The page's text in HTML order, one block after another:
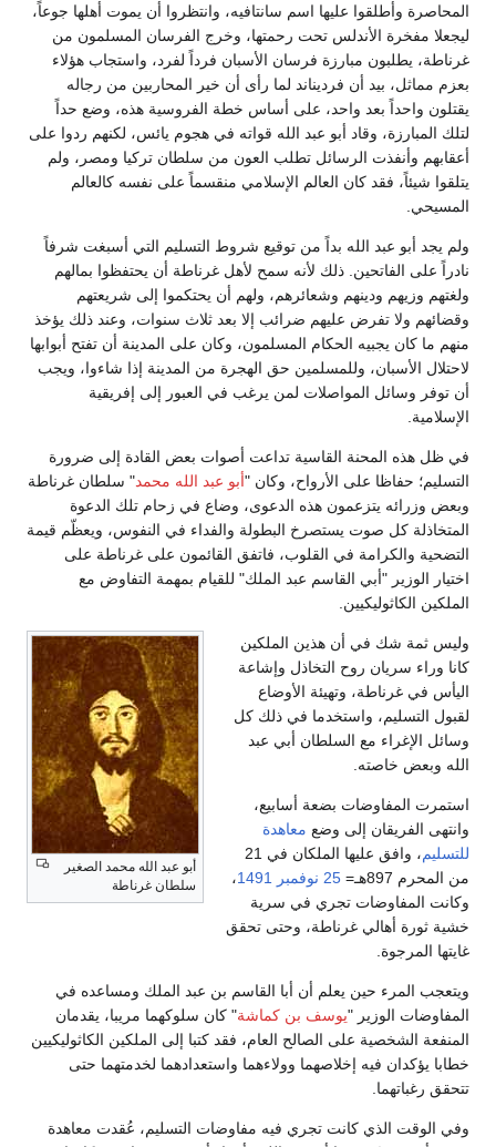
المحاصرة وأطلقوا عليها اسم سانتافيه، وانتظروا أن يموت أهلها جوعاً،
ليجعلا مفخرة الأندلس تحت رحمتها، وخرج الفرسان المسلمون من
غرناطة، يطلبون مبارزة فرسان الأسبان فرداً لفرد، واستجاب هؤلاء
بعزم مماثل، بيد أن فرديناند لما رأى أن خير المحاربين من رجاله
يقتلون واحداً بعد واحد، على أساس خطة الفروسية هذه، وضع حداً
لتلك المبارزة، وقاد أبو عبد الله قواته في هجوم يائس، لكنهم ردوا على
أعقابهم وأنفذت الرسائل تطلب العون من سلطان تركيا ومصر، ولم
يتلقوا شيئاً، فقد كان العالم الإسلامي منقسماً على نفسه كالعالم
المسيحي.
ولم يجد أبو عبد الله بداً من توقيع شروط التسليم التي أسبغت شرفاً
نادراً على الفاتحين. ذلك لأنه سمح لأهل غرناطة أن يحتفظوا بمالهم
ولغتهم وزيهم ودينهم وشعائرهم، ولهم أن يحتكموا إلى شريعتهم
وقضائهم ولا تفرض عليهم ضرائب إلا بعد ثلاث سنوات، وعند ذلك يؤخذ
منهم ما كان يجبيه الحكام المسلمون، وكان على المدينة أن تفتح أبوابها
لاحتلال الأسبان، وللمسلمين حق الهجرة من المدينة إذا شاءوا، ويجب
أن توفر وسائل المواصلات لمن يرغب في العبور إلى إفريقية
الإسلامية.
في ظل هذه المحنة القاسية تداعت أصوات بعض القادة إلى ضرورة
التسليم؛ حفاظا على الأرواح، وكان "أبو عبد الله محمد" سلطان غرناطة
وبعض وزرائه يتزعمون هذه الدعوى، وضاع في زحام تلك الدعوة
المتخاذلة كل صوت يستصرخ البطولة والفداء في النفوس، ويعظّم قيمة
التضحية والكرامة في القلوب، فاتفق القائمون على غرناطة على
اختيار الوزير "أبي القاسم عبد الملك" للقيام بمهمة التفاوض مع
الملكين الكاثوليكيين.
أبو عبد الله محمد الصغير
سلطان غرناطة
وليس ثمة شك في أن هذين الملكين
كانا وراء سريان روح التخاذل وإشاعة
اليأس في غرناطة، وتهيئة الأوضاع
لقبول التسليم، واستخدما في ذلك كل
وسائل الإغراء مع السلطان أبي عبد
الله وبعض خاصته.
استمرت المفاوضات بضعة أسابيع،
وانتهى الفريقان إلى وضع معاهدة
للتسليم
، وافق عليها الملكان في 21
من المحرم 897هـ=
25 نوفمبر 1491،
وكانت المفاوضات تجري في سرية
خشية ثورة أهالي غرناطة، وحتى تحقق
غايتها المرجوة.
ويتعجب المرء حين يعلم أن أبا القاسم بن عبد الملك ومساعده في
المفاوضات الوزير "يوسف بن كماشة" كان سلوكهما مريبا، يقدمان
المنفعة الشخصية على الصالح العام، فقد كتبا إلى الملكين الكاثوليكيين
خطابا يؤكدان فيه إخلاصهما وولاءهما واستعدادهما لخدمتهما حتى
تتحقق رغباتهما.
وفي الوقت الذي كانت تجري فيه مفاوضات التسليم، عُقدت معاهدة